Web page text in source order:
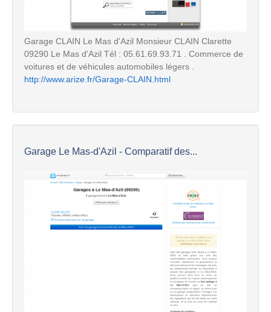
Garage CLAIN Le Mas d'Azil Monsieur CLAIN Clarette
09290 Le Mas d'Azil Tél : 05.61.69.93.71 . Commerce de
voitures et de véhicules automobiles légers .
http://www.arize.fr/Garage-CLAIN.html
Garage Le Mas-d'Azil - Comparatif des...